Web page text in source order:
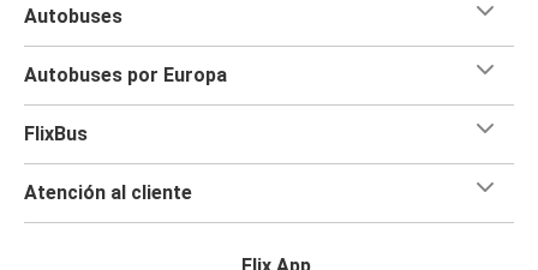
Autobuses
Autobuses por Europa
FlixBus
Atención al cliente
Flix App